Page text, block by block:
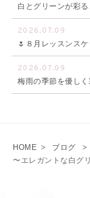
白とグリーンが彩
2026.07.09
🌷８月レッスンス
2026.07.09
梅雨の季節を優し
HOME > ブログ >
〜エレガントな白グ